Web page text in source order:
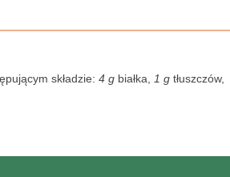
składzie: 4 g białka, 1 g tłuszczów,